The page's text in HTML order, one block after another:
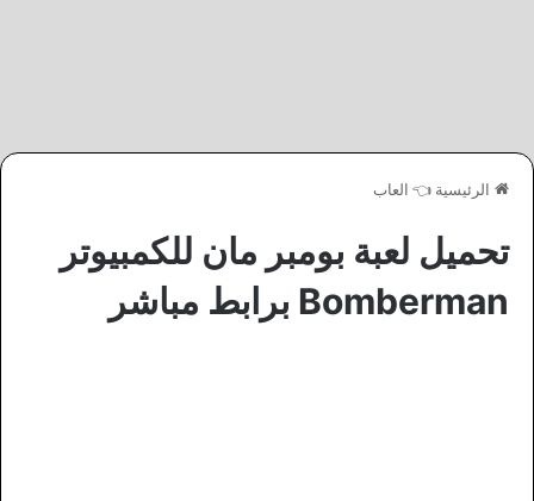
الرئيسية 👈 العاب
تحميل لعبة بومبر مان للكمبيوتر
Bomberman برابط مباشر